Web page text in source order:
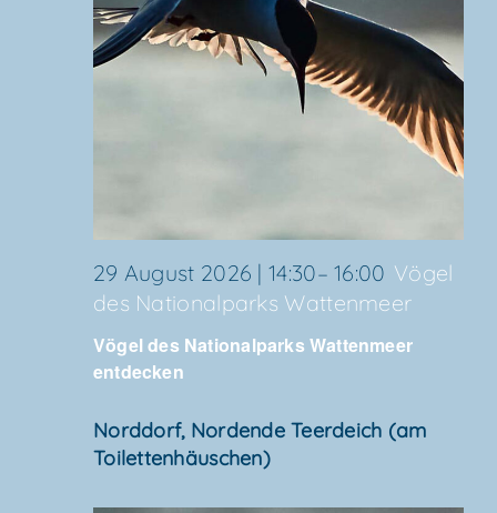
Vögel des Natio­nal­parks Wat­ten­meer
entdecken
29 August 2026 | 14:30–16:00 Vögel
des Natio­nal­parks Wattenmeer
Nord­dorf, Nor­den­de Teer­deich (am
Toilettenhäuschen)